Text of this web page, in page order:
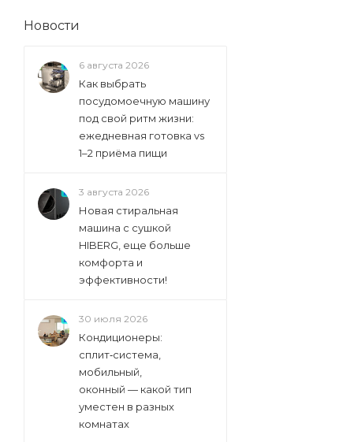
Новости
6 августа 2026
Как выбрать
посудомоечную машину
под свой ритм жизни:
ежедневная готовка vs
1–2 приёма пищи
3 августа 2026
Новая стиральная
машина с сушкой
HIBERG, еще больше
комфорта и
эффективности!
30 июля 2026
Кондиционеры:
сплит‑система,
мобильный,
оконный — какой тип
уместен в разных
комнатах